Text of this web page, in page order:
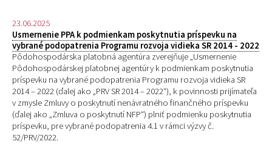
23.06.2025
Usmernenie PPA k podmienkam poskytnutia príspevku na
vybrané podopatrenia Programu rozvoja vidieka SR 2014 - 2022
Pôdohospodárska platobná agentúra zverejňuje „Usmernenie
Pôdohospodárskej platobnej agentúry k podmienkam poskytnutia
príspevku na vybrané podopatrenia Programu rozvoja vidieka SR
2014 – 2022 (ďalej ako „PRV SR 2014 – 2022“), k povinnosti prijímateľa
v zmysle Zmluvy o poskytnutí nenávratného finančného príspevku
(ďalej ako „Zmluva o poskytnutí NFP“) plniť podmienku poskytnutia
príspevku, prevybrané podopatrenia 4.1 v rámci výzvy č.
52/PRV/2022.